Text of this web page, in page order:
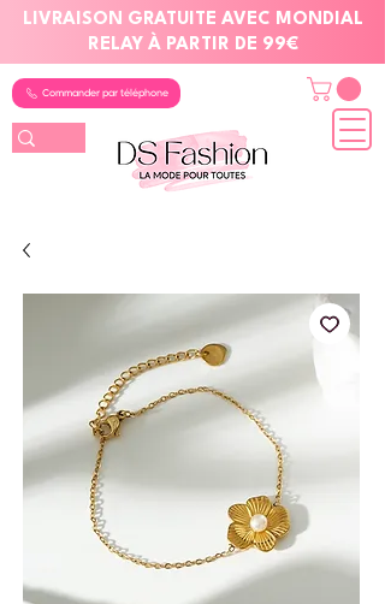
LIVRAISON GRATUITE AVEC MONDIAL
RELAY À PARTIR DE 99€
Commander par téléphone